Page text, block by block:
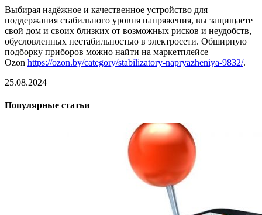
Выбирая надёжное и качественное устройство для
поддержания стабильного уровня напряжения, вы защищаете
свой дом и своих близких от возможных рисков и неудобств,
обусловленных нестабильностью в электросети. Обширную
подборку приборов можно найти на маркетплейсе
Ozon https://ozon.by/category/stabilizatory-napryazheniya-9832/.
25.08.2024
Популярные статьи